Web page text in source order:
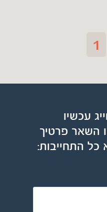
1
עכשיו
או השאר פרטיך
כל התחייבות: